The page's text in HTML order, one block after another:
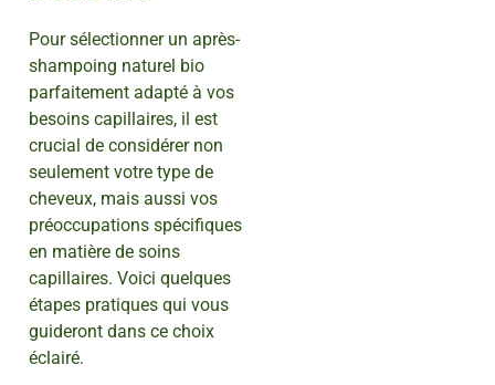
Pour sélectionner un après-
shampoing naturel bio
parfaitement adapté à vos
besoins capillaires, il est
crucial de considérer non
seulement votre type de
cheveux, mais aussi vos
préoccupations spécifiques
en matière de soins
capillaires. Voici quelques
étapes pratiques qui vous
guideront dans ce choix
éclairé.